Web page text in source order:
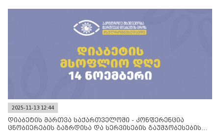
2025-11-13 12:44
დიაბეტის მართვა საქართველოში - კონფერენცია
ცნობიერების გაზრდისა და სერვისების გაუმჯობესების